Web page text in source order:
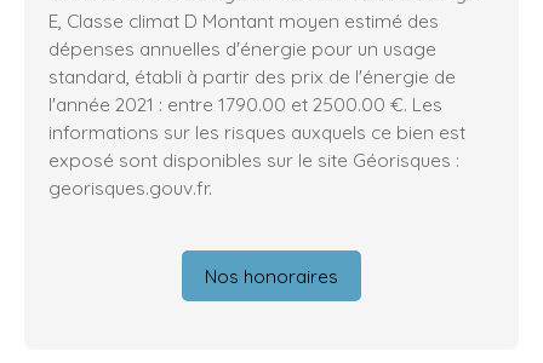
E, Classe climat D Montant moyen estimé des
dépenses annuelles d'énergie pour un usage
standard, établi à partir des prix de l'énergie de
l'année 2021 : entre 1790.00 et 2500.00 €. Les
informations sur les risques auxquels ce bien est
exposé sont disponibles sur le site Géorisques :
georisques.gouv.fr.
Nos honoraires